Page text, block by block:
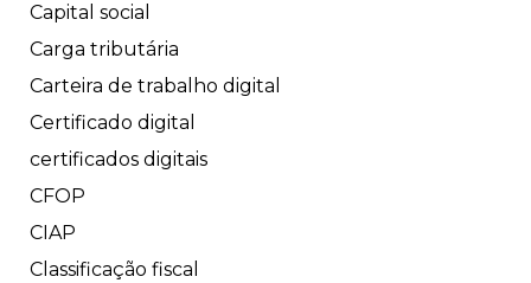
Capital social
Carga tributária
Carteira de trabalho digital
Certificado digital
certificados digitais
CFOP
CIAP
Classificação fiscal